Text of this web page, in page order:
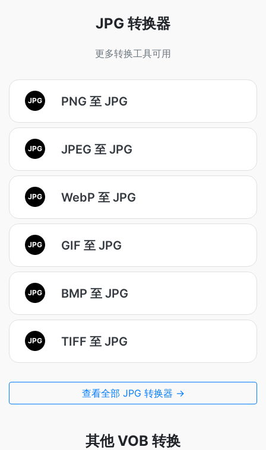
JPG 转换器
更多转换工具可用
JPG PNG 至 JPG
JPG JPEG 至 JPG
JPG WebP 至 JPG
JPG GIF 至 JPG
JPG BMP 至 JPG
JPG TIFF 至 JPG
查看全部 JPG 转换器 →
其他 VOB 转换